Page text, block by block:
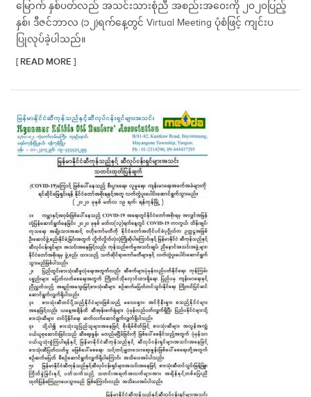
မြောက် နှစ်ပတ်လည် အသင်းသားစုံညီ အစည်းအဝေးကို ၂၀၂၀ပြည့်
နှစ်၊ ဒီဇင်ဘာလ (၁၂)ရက်နေ့တွင် Virtual Meeting ပုံစံဖြင့် ကျင်းပ
ပြုလုပ်ခဲ့ပါသည်။
[ READ MORE ]